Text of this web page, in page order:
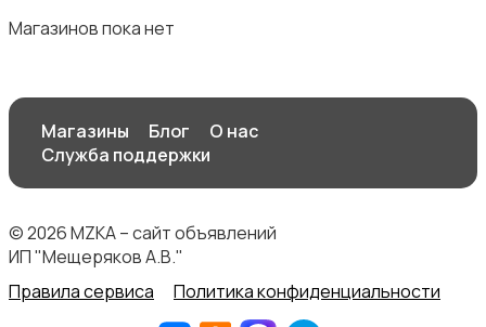
Магазинов пока нет
Магазины Блог
О нас
Служба поддержки
© 2026 MZKA – сайт объявлений
ИП "Мещеряков А.В."
Правила сервиса
Политика конфиденциальности